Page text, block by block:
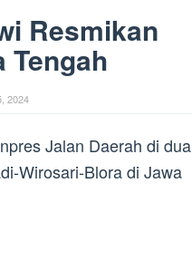
Resmikan
Tengah
2024
Jalan Daerah di dua
Wirosari-Blora di Jawa